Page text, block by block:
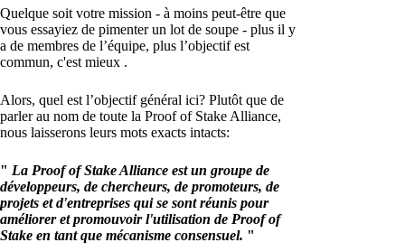
Quelque soit votre mission - à moins peut-être que
vous essayiez de pimenter un lot de soupe - plus il y
a de membres de l’équipe, plus l’objectif est
commun, c'est mieux .
Alors, quel est l’objectif général ici? Plutôt que de
parler au nom de toute la Proof of Stake Alliance,
nous laisserons leurs mots exacts intacts:
" La Proof of Stake Alliance est un groupe de
développeurs, de chercheurs, de promoteurs, de
projets et d'entreprises qui se sont réunis pour
améliorer et promouvoir l'utilisation de Proof of
Stake en tant que mécanisme consensuel. "